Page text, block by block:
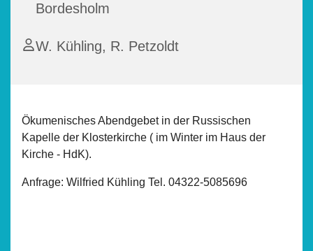
Bordesholm
W. Kühling, R. Petzoldt
Ökumenisches Abendgebet in der Russischen
Kapelle der Klosterkirche ( im Winter im Haus der
Kirche - HdK).
Anfrage: Wilfried Kühling Tel. 04322-5085696